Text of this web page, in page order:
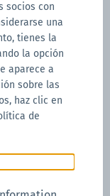
socios con
una
tienes la
la opción
aparece a
sobre las
haz clic en
de